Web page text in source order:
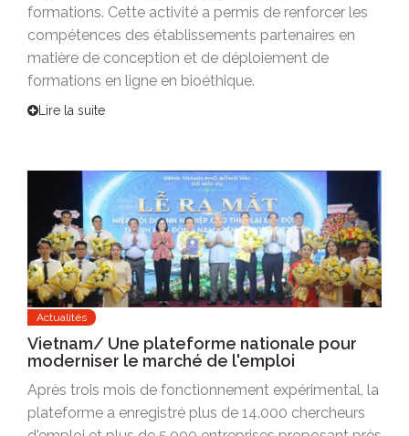
formations. Cette activité a permis de renforcer les
compétences des établissements partenaires en
matière de conception et de déploiement de
formations en ligne en bioéthique.
Lire la suite
Actualités
Vietnam/ Une plateforme nationale pour
moderniser le marché de l'emploi
Après trois mois de fonctionnement expérimental, la
plateforme a enregistré plus de 14.000 chercheurs